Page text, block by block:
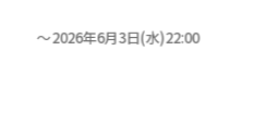
2026年6月3日(水)22:00